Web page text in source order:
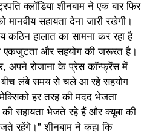
क्लॉडिया शीनबाम ने एक बार फिर
सहायता देना जारी रखेगी।
हालात का सामना कर रहा है
एकजुटता और सहयोग की जरूरत है।
अपने रोजाना के प्रेस कॉन्फ्रेंस में
बीच लंबे समय से चले आ रहे सहयोग
हर तरह की मदद भेजता
की सहायता भेजते रहे हैं और क्यूबा की
रहेंगे।” शीनबाम ने कहा कि